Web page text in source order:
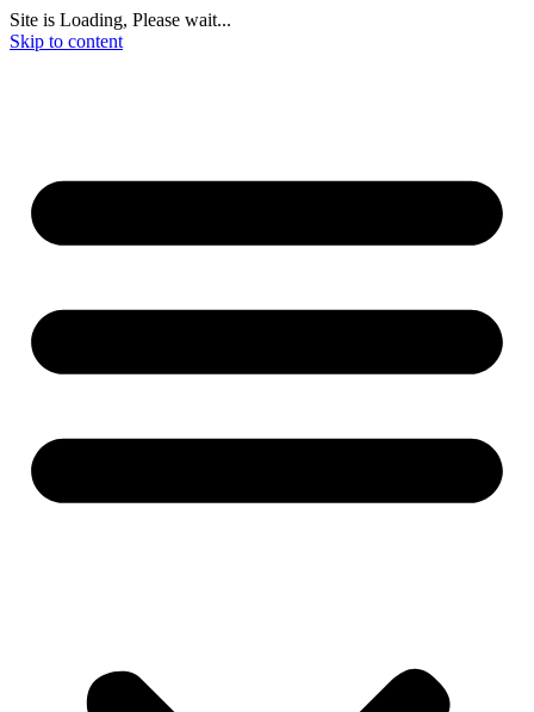
Site is Loading, Please wait...
Skip to content